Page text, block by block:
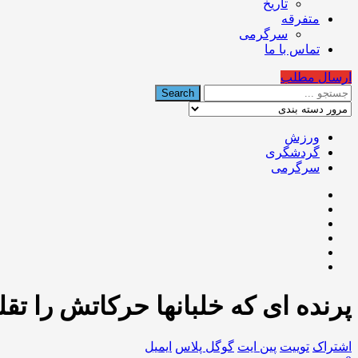
تاریخ
متفرقه
سرگرمی
تماس با ما
ارسال مطلب
ورزش
گردشگری
سرگرمی
پرنده ای که خلبانها حرکاتش را
اشتراک توییت پین ایت گوگل‌ پلاس ایمیل